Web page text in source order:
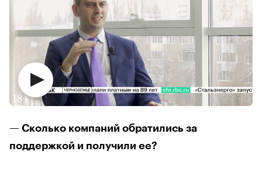
— Сколько компаний обратились за
поддержкой и получили ее?